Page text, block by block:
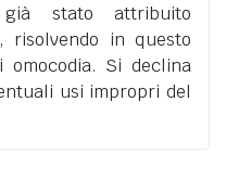
stato attribuito
risolvendo in questo
Si declina
usi impropri del